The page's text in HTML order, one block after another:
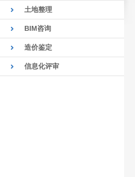
土地整理
BIM咨询
造价鉴定
信息化评审